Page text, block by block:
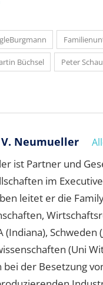
Büchsel Peter
Neumueller
ist Partner und
im
leitet er die
Schweden
(Uni
der Besetzung